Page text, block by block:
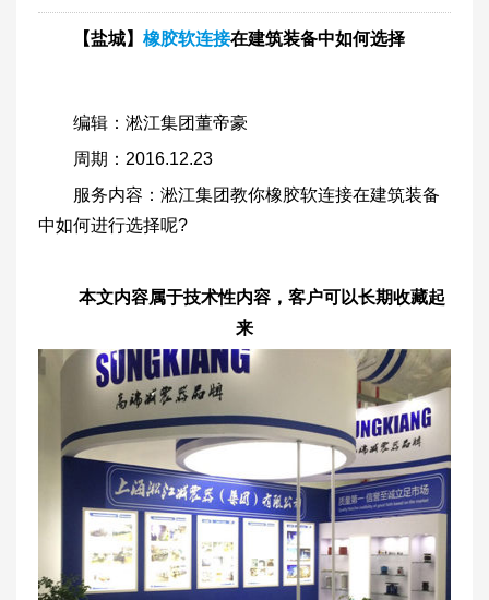
【盐城】 橡胶软连接在建筑装备中如何选择
编辑：淞江集团董帝豪
周期：2016.12.23
服务内容：淞江集团教你橡胶软连接在建筑装备
中如何进行选择呢?
本文内容属于技术性内容，客户可以长期收藏起
来